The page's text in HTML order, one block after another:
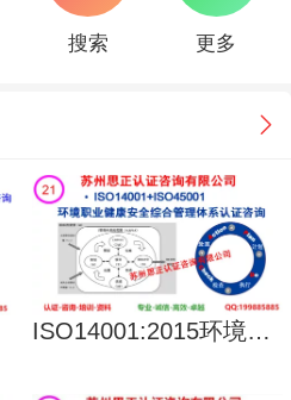
搜索 更多
ISO14001:2015环境管理体系咨询